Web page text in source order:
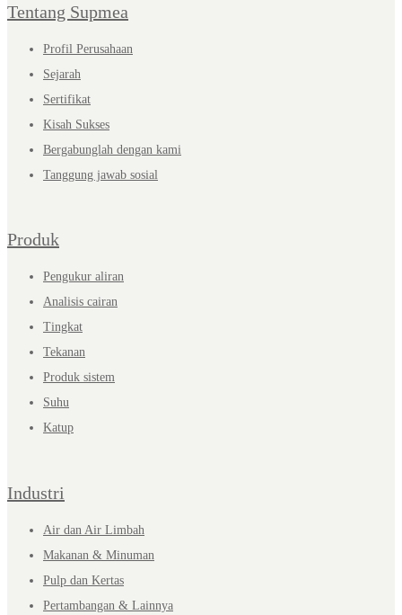
Tentang Supmea
Profil Perusahaan
Sejarah
Sertifikat
Kisah Sukses
Bergabunglah dengan kami
Tanggung jawab sosial
Produk
Pengukur aliran
Analisis cairan
Tingkat
Tekanan
Produk sistem
Suhu
Katup
Industri
Air dan Air Limbah
Makanan & Minuman
Pulp dan Kertas
Pertambangan & Lainnya